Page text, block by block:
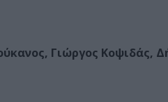
Γιώργος Κοψιδάς,